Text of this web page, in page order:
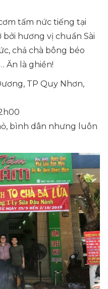
tấm nức tiếng tại
hương vị chuẩn Sài
chả chà bông béo
Ăn là ghiền!
TP Quy Nhơn,
bình dân nhưng luôn